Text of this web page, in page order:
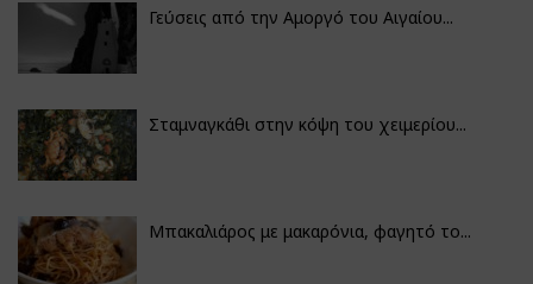
Γεύσεις από την Αμοργό του Αιγαίου...
Σταμναγκάθι στην κόψη του χειμερίου...
Μπακαλιάρος με μακαρόνια, φαγητό το...